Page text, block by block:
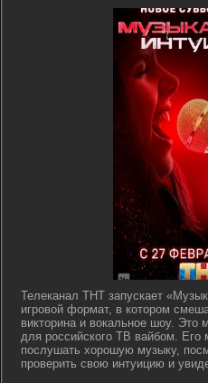
Телеканал ТНТ запускает
игровой формат, в котором
викторина и вокальное шоу. Это
для российского ТВ вайбом. Его
послушать хорошую музыку,
проверить свою интуицию и